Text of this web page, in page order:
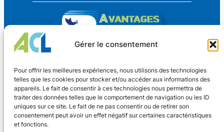
Gérer le consentement
Pour offrir les meilleures expériences, nous utilisons des technologies
telles que les cookies pour stocker et/ou accéder aux informations des
appareils. Le fait de consentir à ces technologies nous permettra de
traiter des données telles que le comportement de navigation ou les ID
uniques sur ce site. Le fait de ne pas consentir ou de retirer son
consentement peut avoir un effet négatif sur certaines caractéristiques
et fonctions.
Avantages Culture Loisirs
Des avantages CSE pour TOUS !
Coordonnées